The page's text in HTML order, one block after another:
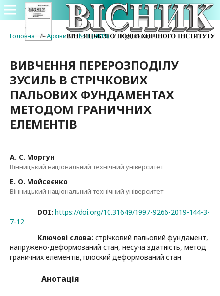
Головна / Архіви / № 3 (2019) / Будівництво
ВИВЧЕННЯ ПЕРЕРОЗПОДІЛУ
ЗУСИЛЬ В СТРІЧКОВИХ
ПАЛЬОВИХ ФУНДАМЕНТАХ
МЕТОДОМ ГРАНИЧНИХ
ЕЛЕМЕНТІВ
А. С. Моргун
Вінницький національний технічний університет
Е. О. Мойсеєнко
Вінницький національний технічний університет
DOI: https://doi.org/10.31649/1997-9266-2019-144-3-
7-12
Ключові слова: стрічковий пальовий фундамент,
напружено-деформований стан, несуча здатність, метод
граничних елементів, плоский деформований стан
Анотація